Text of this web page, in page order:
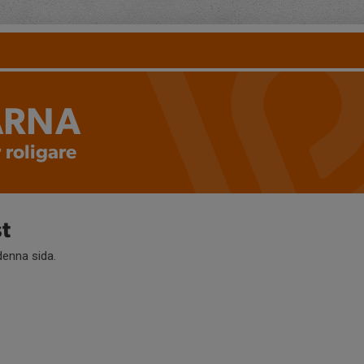
roligare
sida.